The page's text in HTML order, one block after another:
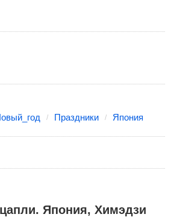
Праздники Япония
Япония, Химэдзи